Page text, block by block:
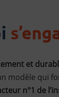
et
modèle qui
n°1 de